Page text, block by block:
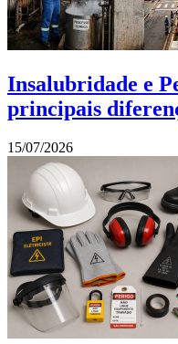
Insalubridade e
principais
15/07/2026